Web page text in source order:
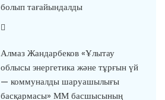
болып тағайындалды
Алмаз Жандарбеков «Ұлытау
облысы энергетика және тұрғын үй
— коммуналды шаруашылығы
басқармасы» ММ басшысының